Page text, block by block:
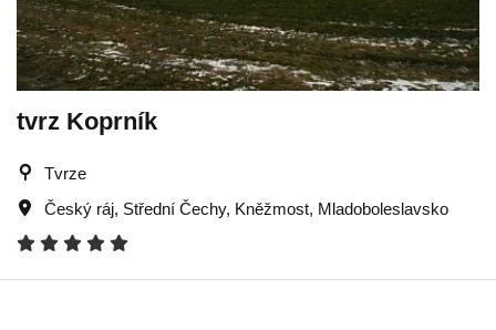
tvrz Koprník
Tvrze
Český ráj, Střední Čechy, Kněžmost, Mladoboleslavsko